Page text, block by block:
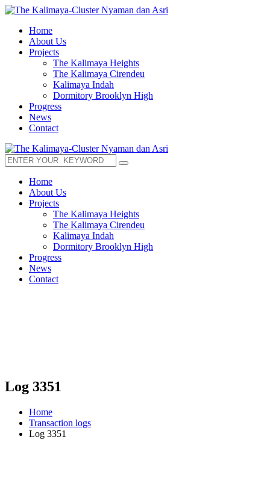
Home
About Us
Projects
The Kalimaya Heights
The Kalimaya Cirendeu
Kalimaya Indah
Dormitory Brooklyn High
Progress
News
Contact
Home
About Us
Projects
The Kalimaya Heights
The Kalimaya Cirendeu
Kalimaya Indah
Dormitory Brooklyn High
Progress
News
Contact
Log 3351
Home
Transaction logs
Log 3351